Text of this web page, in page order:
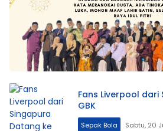
Fans Liverpool
GBK
Sepak Bola Sabtu, 20